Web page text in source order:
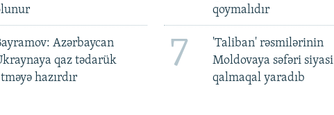
qoymalıdır
Azərbaycan
qaz tədarük
hazırdır
7
'Taliban' rəsmilərinin
Moldovaya səfəri siyasi
qalmaqal yaradıb